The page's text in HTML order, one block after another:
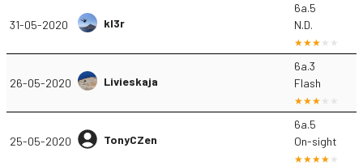
31-05-2020 kl3r
6a.5
N.D.
26-05-2020 Livieskaja
6a.3
Flash
25-05-2020 TonyCZen
6a.5
On-sight